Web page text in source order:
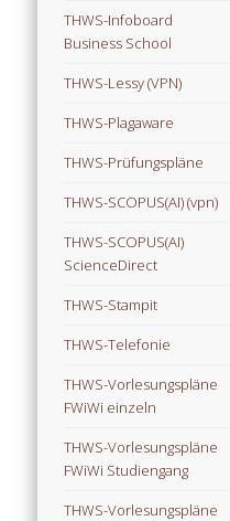
THWS-Infoboard
Business School
THWS-Lessy (VPN)
THWS-Plagaware
THWS-Prüfungspläne
THWS-SCOPUS(AI) (vpn)
THWS-SCOPUS(AI)
ScienceDirect
THWS-Stampit
THWS-Telefonie
THWS-Vorlesungspläne
FWiWi einzeln
THWS-Vorlesungspläne
FWiWi Studiengang
THWS-Vorlesungspläne